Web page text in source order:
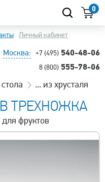
0
Личный кабинет
Москва: +7 (495) 540-48-06
8 (800) 555-78-06
... из хрусталя
ТРЕХНОЖКА
фруктов